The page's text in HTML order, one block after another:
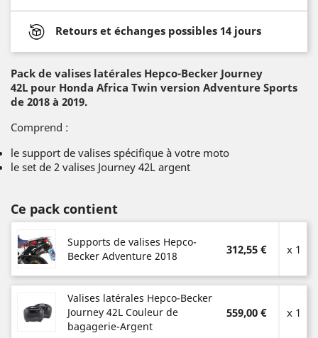
Retours et échanges possibles 14 jours
Pack de valises latérales Hepco-Becker Journey
42L pour Honda Africa Twin version Adventure Sports
de 2018 à 2019.
Comprend :
le support de valises spécifique à votre moto
le set de 2 valises Journey 42L argent
Ce pack contient
Supports de valises Hepco-
Becker Adventure 2018
312,55 € x 1
Valises latérales Hepco-Becker
Journey 42L Couleur de
bagagerie-Argent
559,00 € x 1